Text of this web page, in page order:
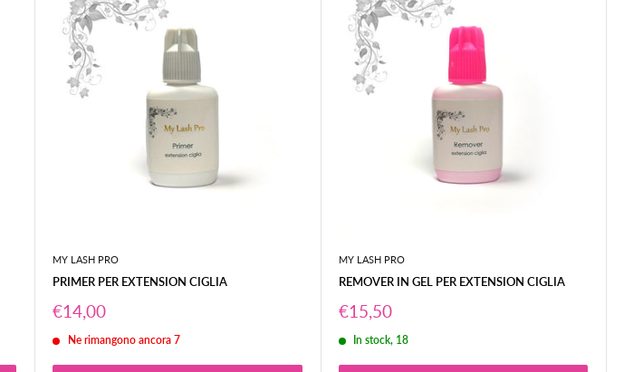
MY LASH PRO
PRIMER PER EXTENSION CIGLIA
Prezzo
scontato
€14,00
Ne rimangono ancora 7
MY LASH PRO
REMOVER IN GEL PER EXTENSION CIGLIA
Prezzo
scontato
€15,50
In stock, 18